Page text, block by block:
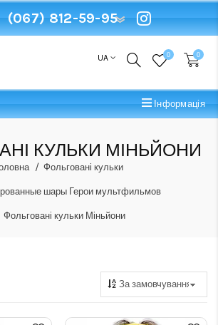
(067) 812-59-95
UA 0 0
Інформація
КУЛЬКИ МІНЬЙОНИ
Фольговані кульки
шары Герои мультфильмов
Фольговані кульки Міньйони